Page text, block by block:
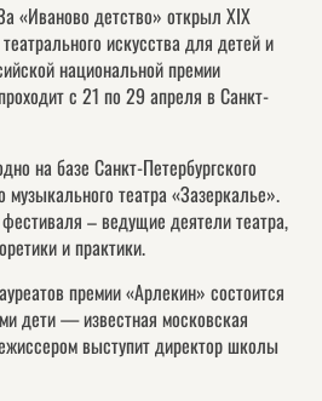
«Иваново детство» открыл XIX
искусства для детей и
национальной премии
с 21 по 29 апреля в Санкт-
на базе Санкт-Петербургского
музыкального театра «Зазеркалье».
– ведущие деятели театра,
и практики.
премии «Арлекин» состоится
дети — известная московская
выступит директор школы